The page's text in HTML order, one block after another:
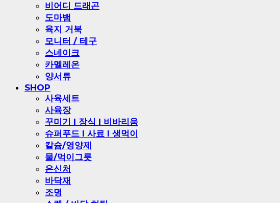
비어디 드래곤
도마뱀
육지 거북
모니터 / 테구
스네이크
카멜레온
양서류
SHOP
사육세트
사육장
꾸미기 l 장식 l 비바리움
슈퍼푸드 l 사료 l 생먹이
칼슘/영양제
물/먹이그릇
은신처
바닥재
조명